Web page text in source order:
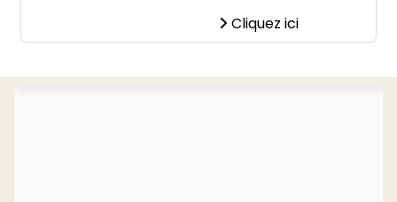
Cliquez ici